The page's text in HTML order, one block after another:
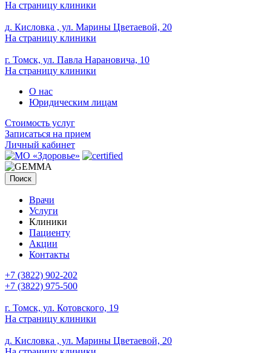
На страницу клиники
д. Кисловка , ул. Марины Цветаевой, 20
На страницу клиники
г. Томск, ул. Павла Нарановича, 10
На страницу клиники
О нас
Юридическим лицам
Стоимость услуг
Записаться на прием
Личный кабинет
Поиск
Врачи
Услуги
Клиники
Пациенту
Акции
Контакты
+7 (3822) 902-202
+7 (3822) 975-500
г. Томск, ул. Котовского, 19
На страницу клиники
д. Кисловка , ул. Марины Цветаевой, 20